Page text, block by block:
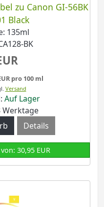
zu Canon GI-56BK
Black
135ml
BK
pro 100 ml
Versand
Auf Lager
Werktage
Details
30,95 EUR